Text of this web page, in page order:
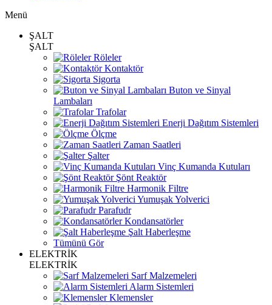
Menü
ŞALT
ŞALT
Röleler
Kontaktör
Sigorta
Buton ve Sinyal
Lambaları
Trafolar
Enerji Dağıtım Sistemleri
Ölçme
Zaman Saatleri
Şalter
Vinç Kumanda Kutuları
Şönt Reaktör
Harmonik Filtre
Yumuşak Yolverici
Parafudr
Kondansatörler
Şalt Haberleşme
Tümünü Gör
ELEKTRİK
ELEKTRİK
Sarf Malzemeleri
Alarm Sistemleri
Klemensler